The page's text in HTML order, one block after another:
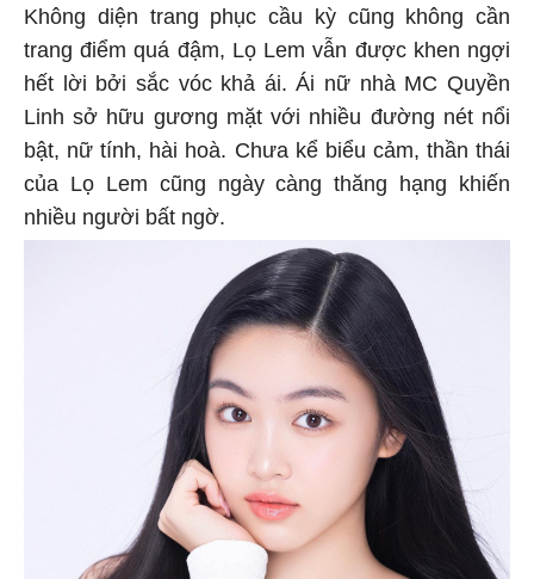
Không diện trang phục cầu kỳ cũng không cần
trang điểm quá đậm, Lọ Lem vẫn được khen ngợi
hết lời bởi sắc vóc khả ái. Ái nữ nhà MC Quyền
Linh sở hữu gương mặt với nhiều đường nét nổi
bật, nữ tính, hài hoà. Chưa kể biểu cảm, thần thái
của Lọ Lem cũng ngày càng thăng hạng khiến
nhiều người bất ngờ.